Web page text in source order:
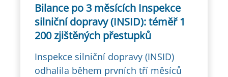
Bilance po 3 měsících Inspekce
silniční dopravy (INSID): téměř 1
200 zjištěných přestupků
Inspekce silniční dopravy (INSID)
odhalila během prvních tří měsíců